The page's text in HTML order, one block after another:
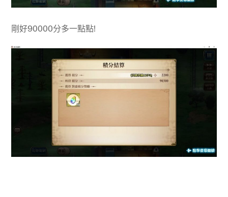
剛好90000分多一點點!